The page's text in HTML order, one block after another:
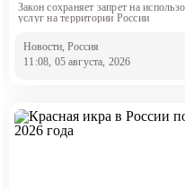
Закон сохраняет запрет на
услуг на территории России
Новости , Россия
11:08, 05 августа, 2026